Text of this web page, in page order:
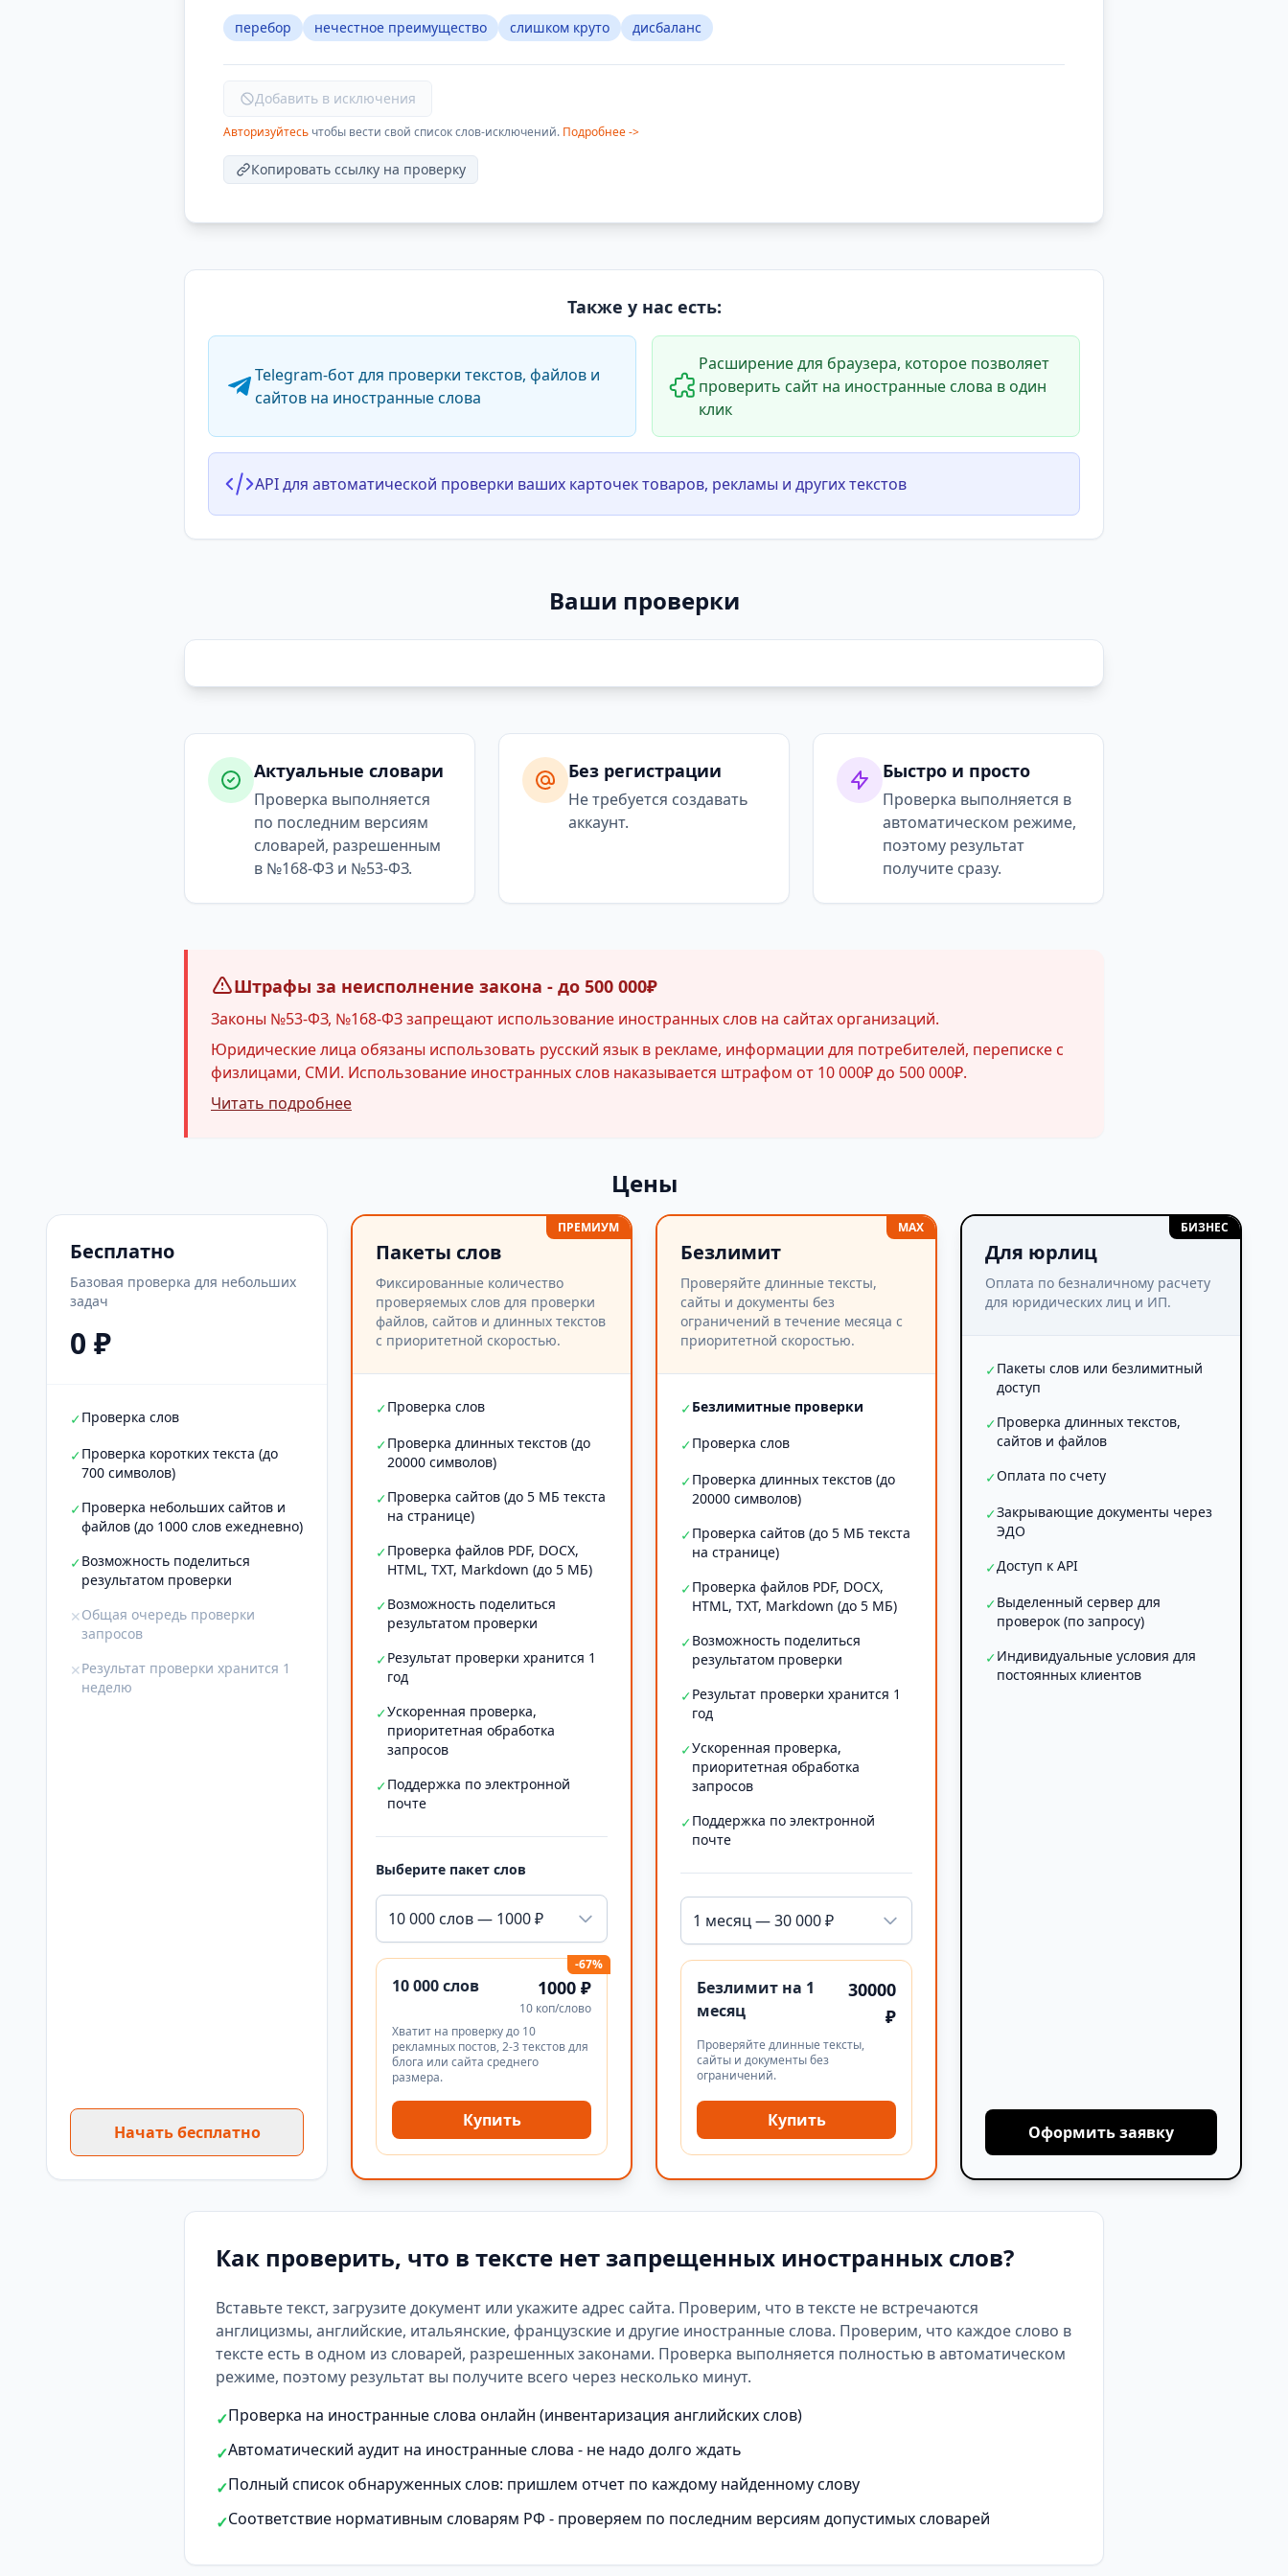
перебор нечестное преимущество слишком круто дисбаланс
Добавить в исключения
Авторизуйтесь чтобы вести свой список слов-исключений. Подробнее ->
Копировать ссылку на проверку
Также у нас есть:
Telegram-бот для проверки текстов, файлов и
сайтов на иностранные слова
Расширение для браузера, которое позволяет
проверить сайт на иностранные слова в один
клик
API для автоматической проверки ваших карточек товаров, рекламы и других текстов
Ваши проверки
Актуальные словари
Проверка выполняется
по последним версиям
словарей, разрешенным
в №168-ФЗ и №53-ФЗ.
Без регистрации
Не требуется создавать
аккаунт.
Быстро и просто
Проверка выполняется в
автоматическом режиме,
поэтому результат
получите сразу.
Штрафы за неисполнение закона - до 500 000₽
Законы №53-ФЗ, №168-ФЗ запрещают использование иностранных слов на сайтах организаций.
Юридические лица обязаны использовать русский язык в рекламе, информации для потребителей, переписке с
физлицами, СМИ. Использование иностранных слов наказывается штрафом от 10 000₽ до 500 000₽.
Читать подробнее
Цены
Бесплатно
Базовая проверка для небольших
задач
0 ₽
✓Проверка слов
✓Проверка коротких текста (до
700 символов)
✓Проверка небольших сайтов и
файлов (до 1000 слов ежедневно)
✓Возможность поделиться
результатом проверки
✕Общая очередь проверки
запросов
✕Результат проверки хранится 1
неделю
Начать бесплатно
ПРЕМИУМ
Пакеты слов
Фиксированные количество
проверяемых слов для проверки
файлов, сайтов и длинных текстов
с приоритетной скоростью.
✓Проверка слов
✓Проверка длинных текстов (до
20000 символов)
✓Проверка сайтов (до 5 МБ текста
на странице)
✓Проверка файлов PDF, DOCX,
HTML, TXT, Markdown (до 5 МБ)
✓Возможность поделиться
результатом проверки
✓Результат проверки хранится 1
год
✓Ускоренная проверка,
приоритетная обработка
запросов
✓Поддержка по электронной
почте
Выберите пакет слов
10 000 слов — 1000 ₽
-67%
10 000 слов 1000 ₽
10 коп/слово
Хватит на проверку до 10
рекламных постов, 2-3 текстов для
блога или сайта среднего
размера.
Купить
MAX
Безлимит
Проверяйте длинные тексты,
сайты и документы без
ограничений в течение месяца с
приоритетной скоростью.
✓Безлимитные проверки
✓Проверка слов
✓Проверка длинных текстов (до
20000 символов)
✓Проверка сайтов (до 5 МБ текста
на странице)
✓Проверка файлов PDF, DOCX,
HTML, TXT, Markdown (до 5 МБ)
✓Возможность поделиться
результатом проверки
✓Результат проверки хранится 1
год
✓Ускоренная проверка,
приоритетная обработка
запросов
✓Поддержка по электронной
почте
1 месяц — 30 000 ₽
Безлимит на 1
месяц
30000
₽
Проверяйте длинные тексты,
сайты и документы без
ограничений.
Купить
БИЗНЕС
Для юрлиц
Оплата по безналичному расчету
для юридических лиц и ИП.
✓Пакеты слов или безлимитный
доступ
✓Проверка длинных текстов,
сайтов и файлов
✓Оплата по счету
✓Закрывающие документы через
ЭДО
✓Доступ к API
✓Выделенный сервер для
проверок (по запросу)
✓Индивидуальные условия для
постоянных клиентов
Оформить заявку
Как проверить, что в тексте нет запрещенных иностранных слов?
Вставьте текст, загрузите документ или укажите адрес сайта. Проверим, что в тексте не встречаются
англицизмы, английские, итальянские, французские и другие иностранные слова. Проверим, что каждое слово в
тексте есть в одном из словарей, разрешенных законами. Проверка выполняется полностью в автоматическом
режиме, поэтому результат вы получите всего через несколько минут.
✓Проверка на иностранные слова онлайн (инвентаризация английских слов)
✓Автоматический аудит на иностранные слова - не надо долго ждать
✓Полный список обнаруженных слов: пришлем отчет по каждому найденному слову
✓Соответствие нормативным словарям РФ - проверяем по последним версиям допустимых словарей